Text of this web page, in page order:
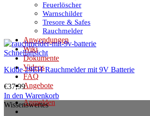
Feuerlöscher
Warnschilder
Tresore & Safes
Rauchmelder
Anwendungen
Wiki
Dokumente
Videos
FAQ
Angebote
Anmelden
Schnellansicht
Kidde 29EH Rauchmelder mit 9V Batterie
€37,99
In den Warenkorb
Wissenswertes